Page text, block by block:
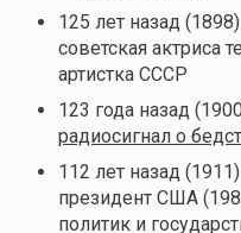
125 лет назад
советская актриса
артистка СССР
123 года назад
радиосигнал о
112 лет назад
президент США
политик и